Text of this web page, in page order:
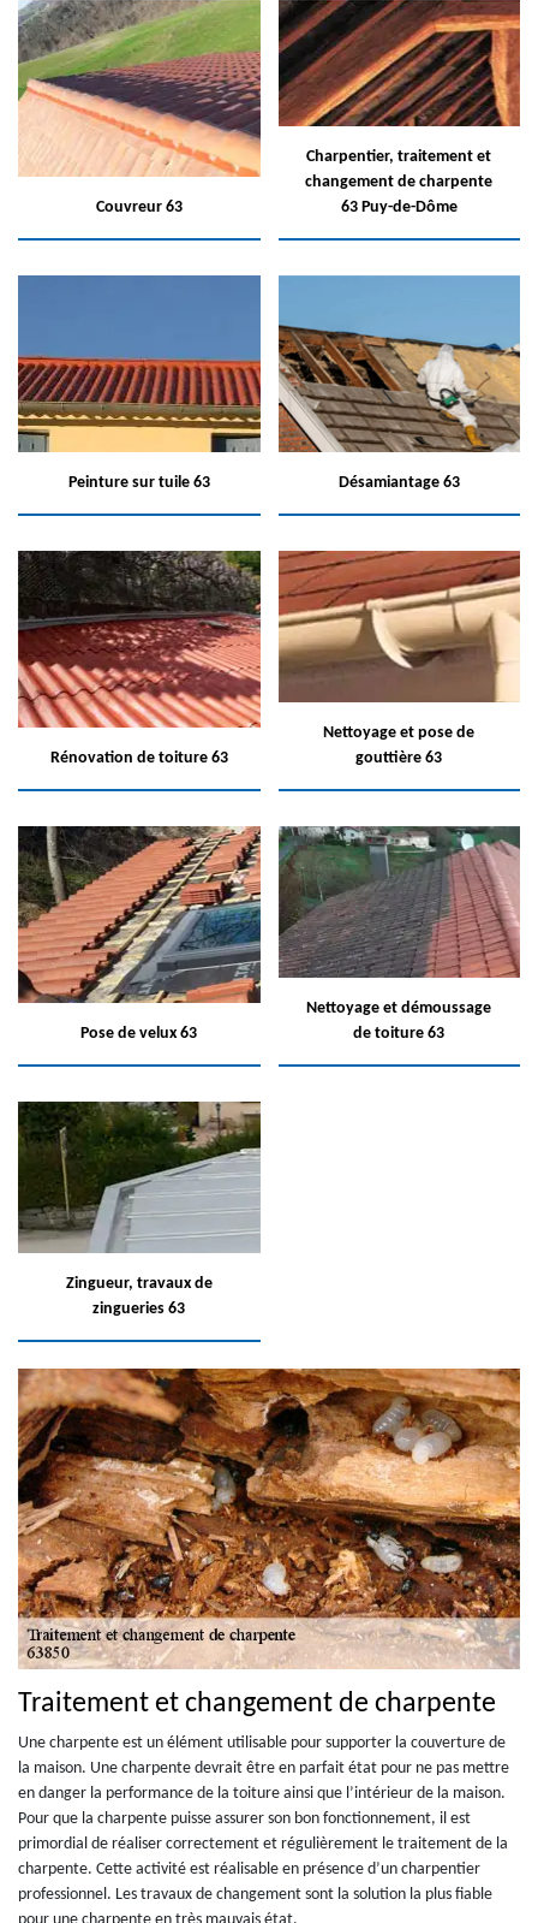
Couvreur 63
Charpentier, traitement et
changement de charpente
63 Puy-de-Dôme
Peinture sur tuile 63 Désamiantage 63
Rénovation de toiture 63
Nettoyage et pose de
gouttière 63
Pose de velux 63
Nettoyage et démoussage
de toiture 63
Zingueur, travaux de
zingueries 63
Traitement et changement de charpente
Une charpente est un élément utilisable pour supporter la couverture de
la maison. Une charpente devrait être en parfait état pour ne pas mettre
en danger la performance de la toiture ainsi que l’intérieur de la maison.
Pour que la charpente puisse assurer son bon fonctionnement, il est
primordial de réaliser correctement et régulièrement le traitement de la
charpente. Cette activité est réalisable en présence d’un charpentier
professionnel. Les travaux de changement sont la solution la plus fiable